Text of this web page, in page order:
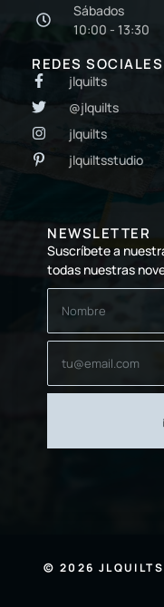
Sábados
10:00 - 13:30
REDES SOCIALES
jlquilts
@jlquilts
jlquilts
jlquiltsstudio
NEWSLETTER
Suscríbete a
todas nuestras
© 2026 JLQUILTS